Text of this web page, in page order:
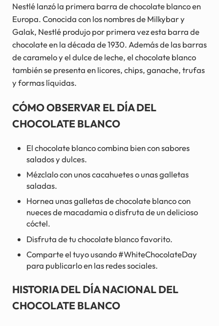
Nestlé lanzó la primera barra de chocolate blanco en
Europa. Conocida con los nombres de Milkybar y
Galak, Nestlé produjo por primera vez esta barra de
chocolate en la década de 1930. Además de las barras
de caramelo y el dulce de leche, el chocolate blanco
también se presenta en licores, chips, ganache, trufas
y formas líquidas.
CÓMO OBSERVAR EL DÍA DEL
CHOCOLATE BLANCO
El chocolate blanco combina bien con sabores
salados y dulces.
Mézclalo con unos cacahuetes o unas galletas
saladas.
Hornea unas galletas de chocolate blanco con
nueces de macadamia o disfruta de un delicioso
cóctel.
Disfruta de tu chocolate blanco favorito.
Comparte el tuyo usando #WhiteChocolateDay
para publicarlo en las redes sociales.
HISTORIA DEL DÍA NACIONAL DEL
CHOCOLATE BLANCO